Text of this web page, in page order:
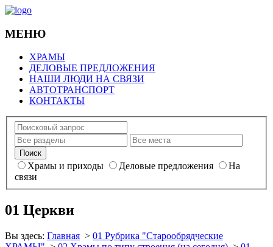
МЕНЮ
ХРАМЫ
ДЕЛОВЫЕ ПРЕДЛОЖЕНИЯ
НАШИ ЛЮДИ НА СВЯЗИ
АВТОТРАНСПОРТ
КОНТАКТЫ
Храмы и приходы Деловые предложения
На
связи
01 Церкви
Вы здесь: Главная > 01 Рубрика "Старообрядческие